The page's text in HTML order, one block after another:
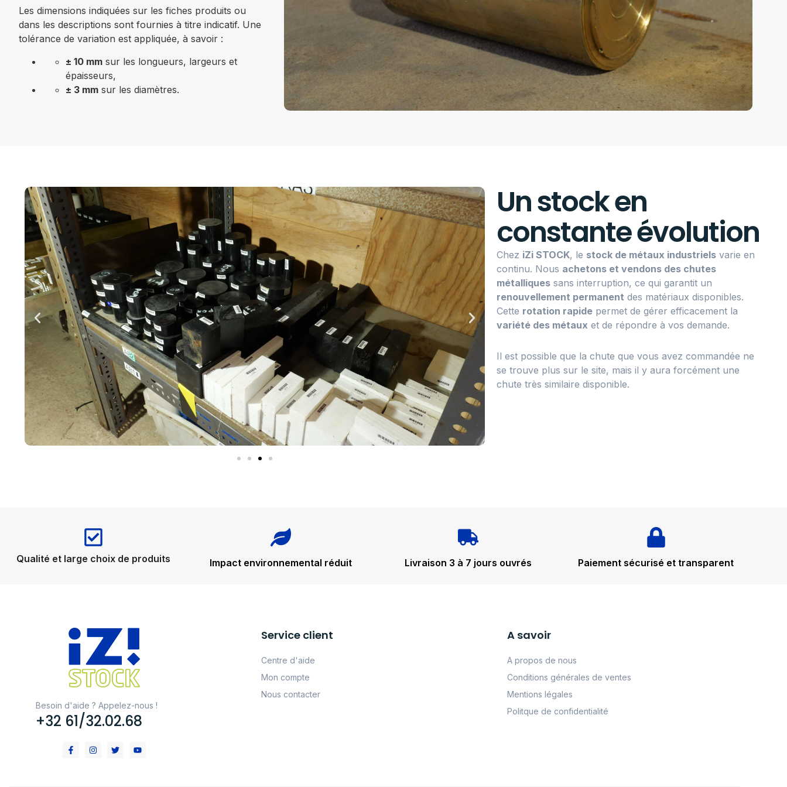
Les dimensions indiquées sur les fiches produits ou
dans les descriptions sont fournies à titre indicatif. Une
tolérance de variation est appliquée, à savoir :
± 10 mm sur les longueurs, largeurs et
épaisseurs,
± 3 mm sur les diamètres.
Un stock en
constante évolution
Chez iZi STOCK, le stock de métaux industriels varie en
continu. Nous achetons et vendons des chutes
métalliques sans interruption, ce qui garantit un
renouvellement permanent des matériaux disponibles.
Cette rotation rapide permet de gérer efficacement la
variété des métaux et de répondre à vos demande.
Il est possible que la chute que vous avez commandée ne
se trouve plus sur le site, mais il y aura forcément une
chute très similaire disponible.
Qualité et large choix de produits Impact environnemental réduit Livraison 3 à 7 jours ouvrés Paiement sécurisé et transparent
Besoin d'aide ? Appelez-nous !
+32 61/32.02.68
Service client
Centre d'aide
Mon compte
Nous contacter
A savoir
A propos de nous
Conditions générales de ventes
Mentions légales
Politque de confidentialité